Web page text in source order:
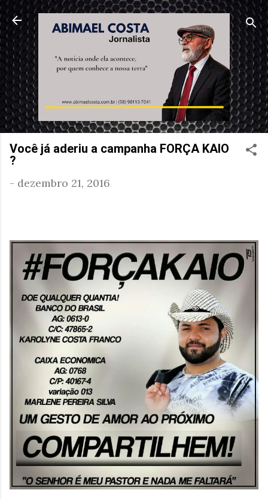
Pular para o conteúdo principal
Você já aderiu a campanha FORÇA KAIO
?
- dezembro 21, 2016